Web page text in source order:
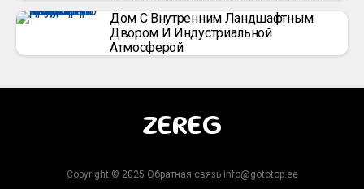
Дом С Внутренним Ландшафтным
Двором И Индустриальной
Атмосферой
ZEREG
Copyright © 2025 Обратная связь info@gototop.ee